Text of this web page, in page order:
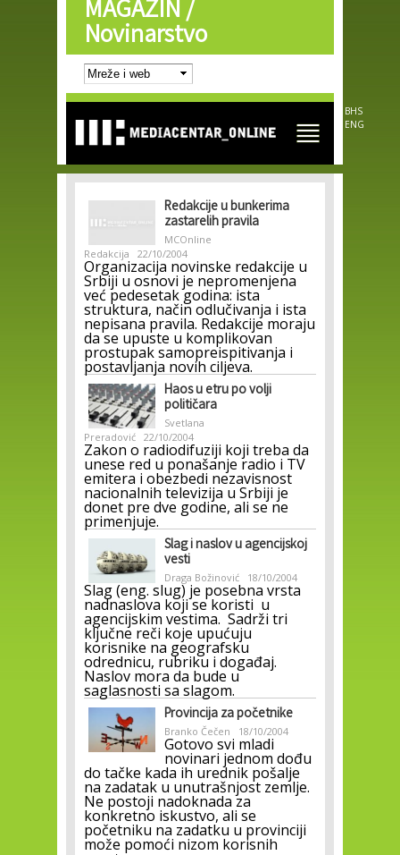
Skip to
main
content
MAGAZIN /
Novinarstvo
BHS
ENG
Redakcije u bunkerima
zastarelih pravila
MCOnline
Redakcija
22/10/2004
Organizacija novinske redakcije u
Srbiji u osnovi je nepromenjena
već pedesetak godina: ista
struktura, način odlučivanja i ista
nepisana pravila. Redakcije moraju
da se upuste u komplikovan
prostupak samopreispitivanja i
postavljanja novih ciljeva.
Haos u etru po volji
političara
Svetlana
Preradović 22/10/2004
Zakon o radiodifuziji koji treba da
unese red u ponašanje radio i TV
emitera i obezbedi nezavisnost
nacionalnih televizija u Srbiji je
donet pre dve godine, ali se ne
primenjuje.
Slag i naslov u agencijskoj
vesti
Draga Božinović 18/10/2004
Slag (eng. slug) je posebna vrsta
nadnaslova koji se koristi u
agencijskim vestima. Sadrži tri
ključne reči koje upućuju
korisnike na geografsku
odrednicu, rubriku i događaj.
Naslov mora da bude u
saglasnosti sa slagom.
Provincija za početnike
Branko Čečen 18/10/2004
Gotovo svi mladi
novinari jednom dođu
do tačke kada ih urednik pošalje
na zadatak u unutrašnjost zemlje.
Ne postoji nadoknada za
konkretno iskustvo, ali se
početniku na zadatku u provinciji
može pomoći nizom korisnih